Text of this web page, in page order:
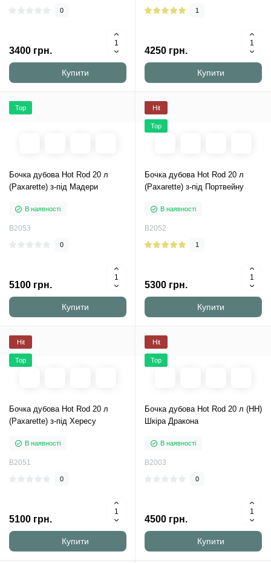
0
3400 грн.
Купити
1
4250 грн.
Купити
Top
Бочка дубова Hot Rod 20 л
(Paxarette) з-під Мадери
В наявності
B2053
0
5100 грн.
Купити
Hit
Top
Бочка дубова Hot Rod 20 л
(Paxarette) з-під Портвейну
В наявності
B2052
1
5300 грн.
Купити
Hit
Top
Бочка дубова Hot Rod 20 л
(Paxarette) з-під Хересу
В наявності
B2051
0
5100 грн.
Купити
Hit
Top
Бочка дубова Hot Rod 20 л (НН)
Шкіра Дракона
В наявності
B2003
0
4500 грн.
Купити